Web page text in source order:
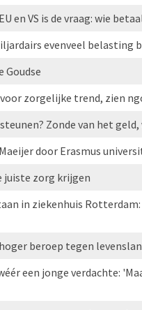
en VS is de vraag: wie
evenveel belasting
Goudse
zorgelijke trend, zien
Zonde van het geld,
door Erasmus
juiste zorg krijgen
in ziekenhuis
beroep tegen
een jonge verdachte: